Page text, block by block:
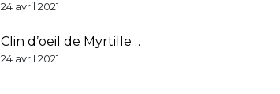
24 avril 2021
Clin d’oeil de Myrtille…
24 avril 2021